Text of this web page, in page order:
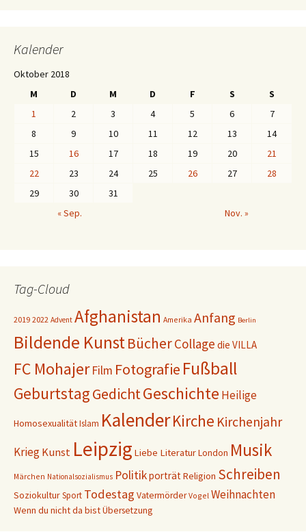
Kalender
Oktober 2018
M
D M D F S
S
1
2 3 4 5 6
7
8
9 10 11 12 13
14
15
16 17 18 19 20
21
22
23 24 25 26 27
28
29
30
31
« Sep.
Nov. »
Tag-Cloud
2019 2022 Advent Afghanistan Amerika Anfang Berlin
Bildende KunstBücherCollage die VILLA
FC Mohajer Film Fotografie Fußball
GeburtstagGedichtGeschichte Heilige
HomosexualitätIslam KalenderKirche Kirchenjahr
Krieg Kunst Leipzig Liebe LiteraturLondon Musik
Märchen Nationalsozialismus PolitikporträtReligion Schreiben
SoziokulturSport Todestag Vatermörder Vogel Weihnachten
Wenn du nicht da bistÜbersetzung